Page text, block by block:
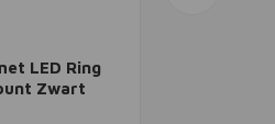
LED Ring
Zwart